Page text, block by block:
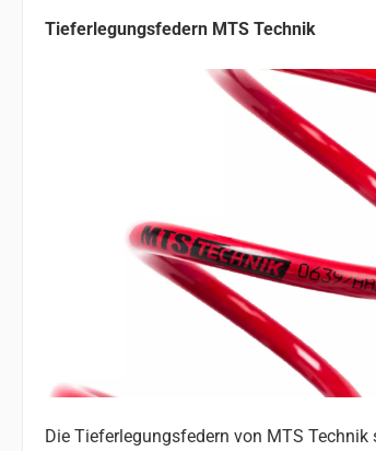
Tieferlegungsfedern MTS Technik
Die Tieferlegungsfedern von MTS